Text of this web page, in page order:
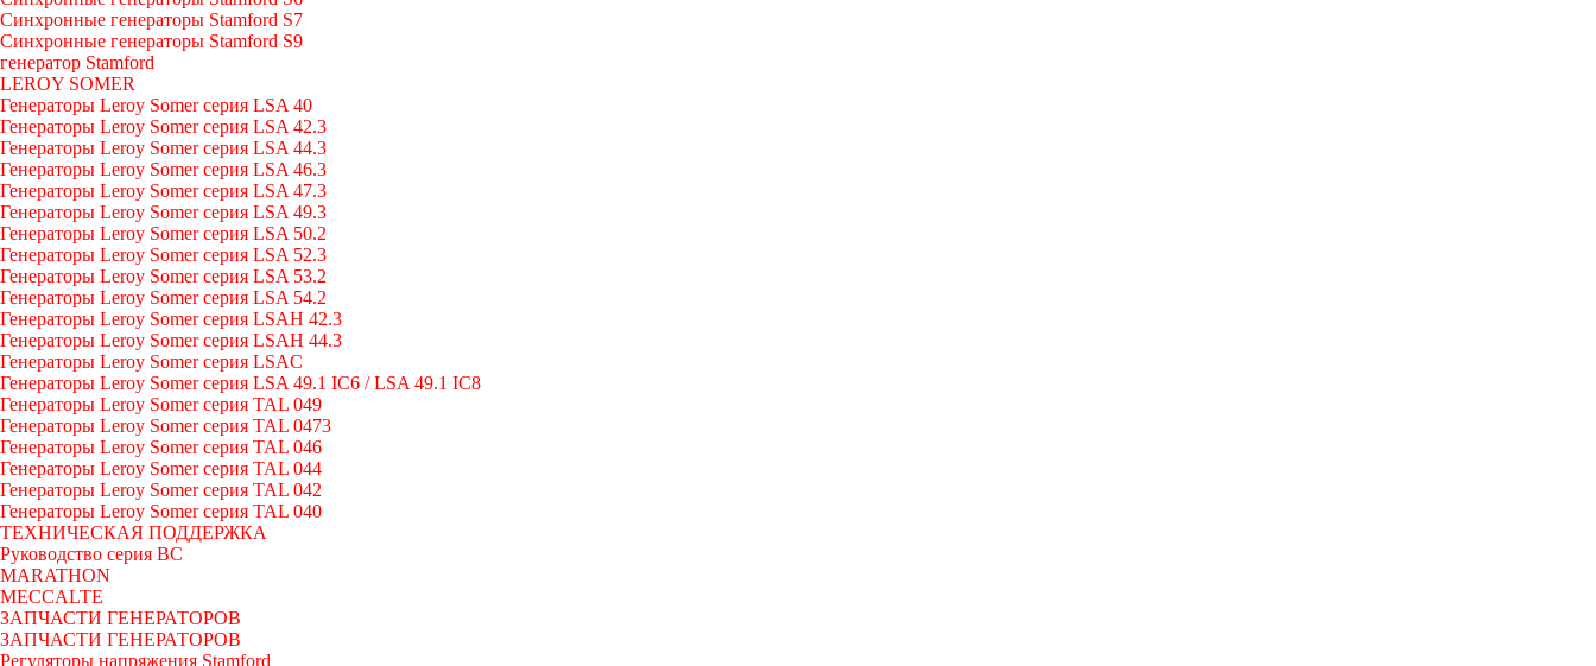
Синхронные генераторы Stamford S7
Синхронные генераторы Stamford S9
генератор Stamford
LEROY SOMER
Генераторы Leroy Somer серия LSA 40
Генераторы Leroy Somer серия LSA 42.3
Генераторы Leroy Somer серия LSA 44.3
Генераторы Leroy Somer серия LSA 46.3
Генераторы Leroy Somer серия LSA 47.3
Генераторы Leroy Somer серия LSA 49.3
Генераторы Leroy Somer серия LSA 50.2
Генераторы Leroy Somer серия LSA 52.3
Генераторы Leroy Somer серия LSA 53.2
Генераторы Leroy Somer серия LSA 54.2
Генераторы Leroy Somer серия LSAH 42.3
Генераторы Leroy Somer серия LSAH 44.3
Генераторы Leroy Somer серия LSAC
Генераторы Leroy Somer серия LSA 49.1 IC6 / LSA 49.1 IC8
Генераторы Leroy Somer серия TAL 049
Генераторы Leroy Somer серия TAL 0473
Генераторы Leroy Somer серия TAL 046
Генераторы Leroy Somer серия TAL 044
Генераторы Leroy Somer серия TAL 042
Генераторы Leroy Somer серия TAL 040
ТЕХНИЧЕСКАЯ ПОДДЕРЖКА
Руководство серия BC
MARATHON
MECCALTE
ЗАПЧАСТИ ГЕНЕРАТОРОВ
ЗАПЧАСТИ ГЕНЕРАТОРОВ
Регуляторы напряжения Stamford